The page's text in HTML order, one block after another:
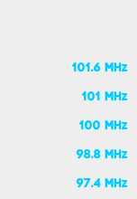
101.6 MHz
101 MHz
100 MHz
98.8 MHz
97.4 MHz